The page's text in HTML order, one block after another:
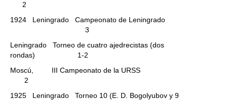
2
1924 Leningrado Campeonato de Leningrado
3
Leningrado Torneo de cuatro ajedrecistas (dos
rondas) 1-2
Moscú, III Campeonato de la URSS
2
1925 Leningrado Torneo 10 (E. D. Bogolyubov y 9